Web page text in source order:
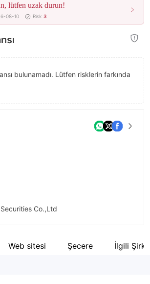
lütfen uzak durun!
08-10 Risk 3
bulunamadı. Lütfen risklerin farkında
Co.,Ltd
Web sitesi Şecere İlgili